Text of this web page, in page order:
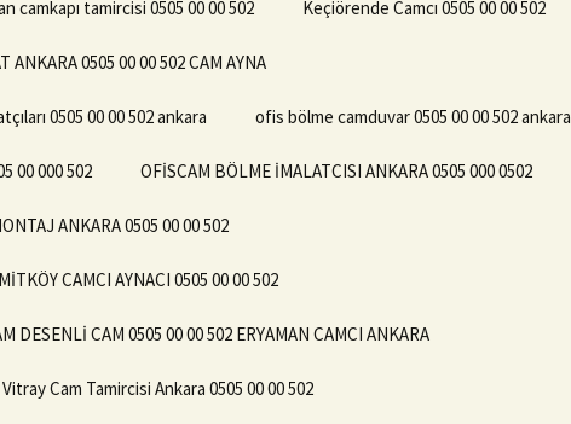
camkapı tamircisi 0505 00 00 502 Keçiörende Camcı 0505 00 00 502
ANKARA 0505 00 00 502 CAM AYNA
0505 00 00 502 ankara ofis bölme camduvar 0505 00 00 502 ankara
00 000 502 OFİSCAM BÖLME İMALATCISI ANKARA 0505 000 0502
ANKARA 0505 00 00 502
CAMCI AYNACI 0505 00 00 502
DESENLİ CAM 0505 00 00 502 ERYAMAN CAMCI ANKARA
Vitray Cam Tamircisi Ankara 0505 00 00 502